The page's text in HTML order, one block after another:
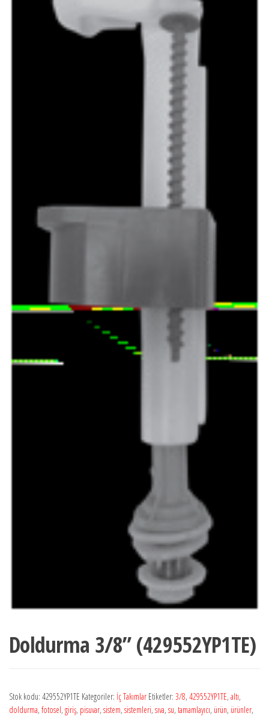
Doldurma 3/8” (429552YP1TE)
Stok kodu: 429552YP1TE Kategoriler: İç Takımlar Etiketler: 3/8, 429552YP1TE, altı,
doldurma, fotosel, giriş, pisuvar, sistem, sistemleri, sıva, su, tamamlayıcı, ürün, ürünler,